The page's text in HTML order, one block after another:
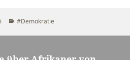
Kategorien
#Demokratie